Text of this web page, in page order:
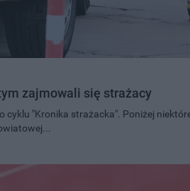
zajmowali się strażacy
cyklu "Kronika strażacka". Poniżej